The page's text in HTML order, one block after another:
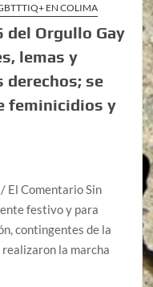
EN COLIMA
del Orgullo Gay
lemas y
derechos; se
feminicidios y
El Comentario Sin
festivo y para
contingentes de la
la marcha